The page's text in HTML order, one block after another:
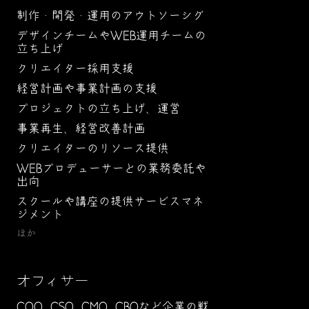
制作・開発・運用のアウトソーシグ
デザインチームやWEB運用チームの
立ち上げ
クリエイター採用支援
経営計画や事業計画の支援
プロジェクトの立ち上げ、運営
事業再生、経営改善計画
クリエイターのリソース提供
WEBプロデューサーとの業務委託や
出向
スクールや講座の提供サービスマネ
ジメント
ほか
オフィサー